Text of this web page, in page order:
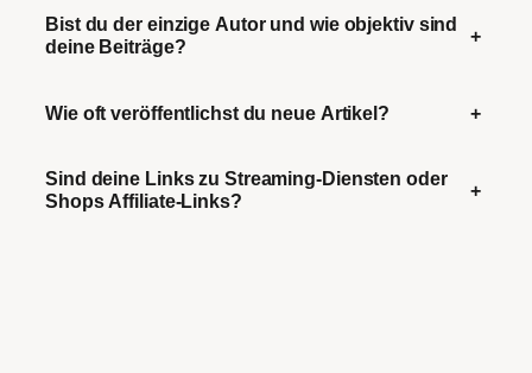
Bist du der einzige Autor und wie objektiv sind
deine Beiträge?
+
Wie oft veröffentlichst du neue Artikel? +
Sind deine Links zu Streaming-Diensten oder
Shops Affiliate-Links?
+